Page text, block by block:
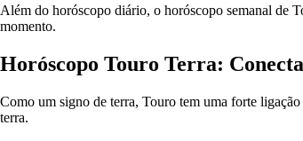
Além do horóscopo diário, o horóscopo semanal de
momento.
Horóscopo Touro Terra:
Como um signo de terra, Touro tem uma forte
terra.